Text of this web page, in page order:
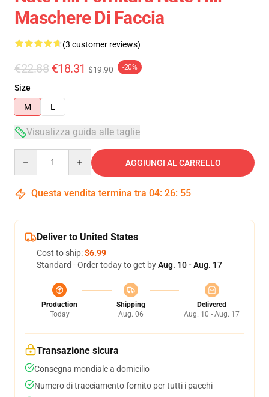
Maschere Di Faccia
(3 customer reviews)
€22.88 €18.31 $19.90 -20%
Size
M
L
Visualizza guida alle taglie
AGGIUNGI AL CARRELLO
Questa vendita termina tra 04: 26: 54
Deliver to United States
Cost to ship:$6.99
Standard - Order today to get byAug. 10 - Aug. 17
Production
Today
Shipping
Aug. 06
Delivered
Aug. 10 - Aug. 17
Transazione sicura
Consegna mondiale a domicilio
Numero di tracciamento fornito per tutti i pacchi